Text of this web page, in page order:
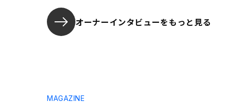
オーナーインタビューをもっと見る
MAGAZINE